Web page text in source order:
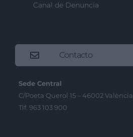
Canal de Denuncia
Contacto
Sede Central
C/Poeta Querol 15 – 46002 València
Tlf. 963 103 900